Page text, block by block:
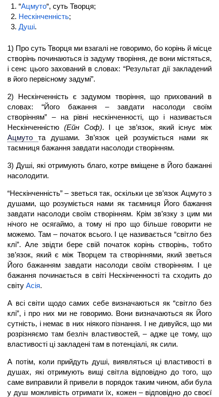
“Ацмуто“, суть Творця;
Нескінченність;
Душі.
1) Про суть Творця ми взагалі не говоримо, бо корінь й місце
створінь починаються із задуму творіння, де вони містяться,
і сенс цього захований в словах: “Результат дії закладений
в його первісному задумі”.
2) Нескінченність є задумом творіння, що прихований в
словах: “Його бажання – завдати насолоди своїм
створінням” – на рівні нескінченності, що і називається
Нескінченністю (Ейн Соф). І це зв’язок, який існує між
Ацмутота душами. Зв’язок цей розуміється нами як
таємниця бажання завдати насолоди створінням.
3) Душі, які отримують благо, котре вміщене в Його бажанні
насолодити.
“Нескінченність” – зветься так, оскільки це зв’язок Ацмуто з
душами, що розуміється нами як таємниця Його бажання
завдати насолоди своїм створінням. Крім зв’язку з цим ми
нічого не осягаймо, а тому ні про що більше говорити не
можемо. Там – початок всього. І це називається “світло без
клі”. Але звідти бере свій початок корінь створінь, тобто
зв’язок, який є між Творцем та створіннями, який зветься
Його бажанням завдати насолоди своїм створінням. І це
бажання починається в світі Нескінченності та сходить до
світу Асія.
А всі світи щодо самих себе визначаються як “світло без
клі”, і про них ми не говоримо. Вони визначаються як Його
сутність, і немає в них ніякого пізнання. І не дивуйся, що ми
розрізняємо там безліч властивостей, – адже це тому, що
властивості ці закладені там в потенціалі, як сили.
А потім, коли прийдуть душі, виявляться ці властивості в
душах, які отримують вищі світла відповідно до того, що
саме виправили й привели в порядок таким чином, аби була
у душ можливість отримати їх, кожен – відповідно до своєї